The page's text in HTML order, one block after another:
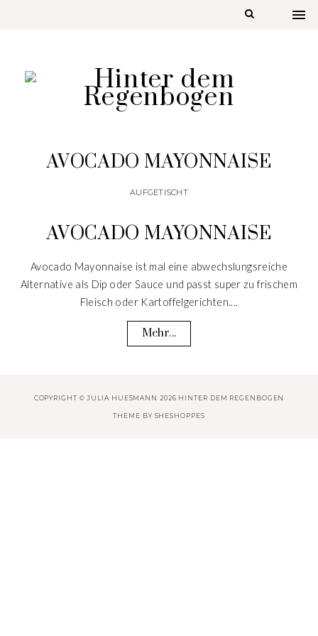
AVOCADO MAYONNAISE
AUFGETISCHT
AVOCADO MAYONNAISE
Avocado Mayonnaise ist mal eine abwechslungsreiche
Alternative als Dip oder Sauce und passt super zu frischem
Fleisch oder Kartoffelgerichten....
Mehr...
COPYRIGHT © JULIA HUESMANN 2026 HINTER DEM REGENBOGEN
THEME BY SHESHOPPES